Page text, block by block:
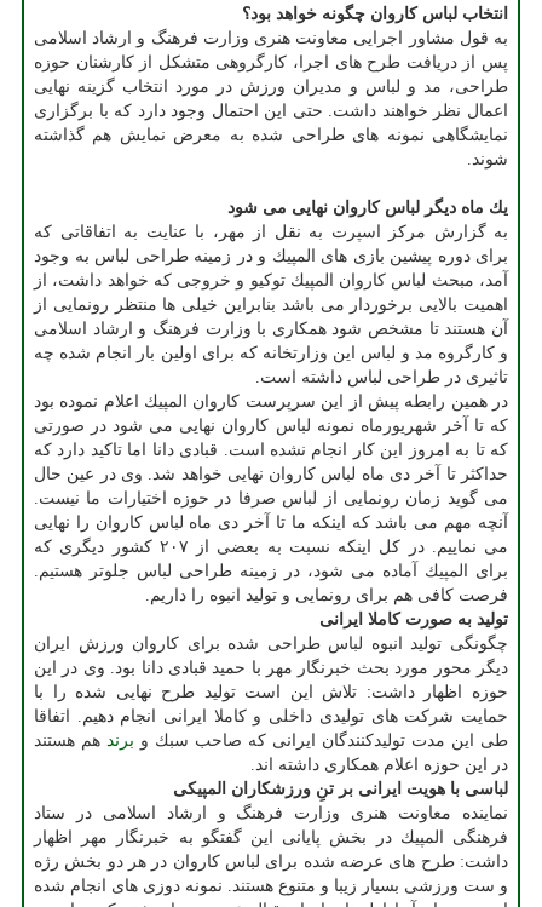
انتخاب لباس كاروان چگونه خواهد بود؟
به قول مشاور اجرایی معاونت هنری وزارت فرهنگ و ارشاد اسلامی
پس از دریافت طرح های اجرا، كارگروهی متشكل از كارشنان حوزه
طراحی، مد و لباس و مدیران ورزش در مورد انتخاب گزینه نهایی
اعمال نظر خواهند داشت. حتی این احتمال وجود دارد كه با برگزاری
نمایشگاهی نمونه های طراحی شده به معرض نمایش هم گذاشته
شوند.
یك ماه دیگر لباس كاروان نهایی می شود
به گزارش مركز اسپرت به نقل از مهر، با عنایت به اتفاقاتی كه
برای دوره پیشین بازی های المپیك و در زمینه طراحی لباس به وجود
آمد، مبحث لباس كاروان المپیك توكیو و خروجی كه خواهد داشت، از
اهمیت بالایی برخوردار می باشد بنابراین خیلی ها منتظر رونمایی از
آن هستند تا مشخص شود همكاری با وزارت فرهنگ و ارشاد اسلامی
و كارگروه مد و لباس این وزارتخانه كه برای اولین بار انجام شده چه
تاثیری در طراحی لباس داشته است.
در همین رابطه پیش از این سرپرست كاروان المپیك اعلام نموده بود
كه تا آخر شهریورماه نمونه لباس كاروان نهایی می شود در صورتی
كه تا به امروز این كار انجام نشده است. قبادی دانا اما تاكید دارد كه
حداكثر تا آخر دی ماه لباس كاروان نهایی خواهد شد. وی در عین حال
می گوید زمان رونمایی از لباس صرفا در حوزه اختیارات ما نیست.
آنچه مهم می باشد كه اینكه ما تا آخر دی ماه لباس كاروان را نهایی
می نماییم. در كل اینكه نسبت به بعضی از ۲۰۷ كشور دیگری كه
برای المپیك آماده می شود، در زمینه طراحی لباس جلوتر هستیم.
فرصت كافی هم برای رونمایی و تولید انبوه را داریم.
تولید به صورت كاملا ایرانی
چگونگی تولید انبوه لباس طراحی شده برای كاروان ورزش ایران
دیگر محور مورد بحث خبرنگار مهر با حمید قبادی دانا بود. وی در این
حوزه اظهار داشت: تلاش این است تولید طرح نهایی شده را با
حمایت شركت های تولیدی داخلی و كاملا ایرانی انجام دهیم. اتفاقا
طی این مدت تولیدكنندگان ایرانی كه صاحب سبك و برند هم هستند
در این حوزه اعلام همكاری داشته اند.
لباسی با هویت ایرانی بر تنِ ورزشكاران المپیكی
نماینده معاونت هنری وزارت فرهنگ و ارشاد اسلامی در ستاد
فرهنگی المپیك در بخش پایانی این گفتگو به خبرنگار مهر اظهار
داشت: طرح های عرضه شده برای لباس كاروان در هر دو بخش رژه
و ست ورزشی بسیار زیبا و متنوع هستند. نمونه دوزی های انجام شده